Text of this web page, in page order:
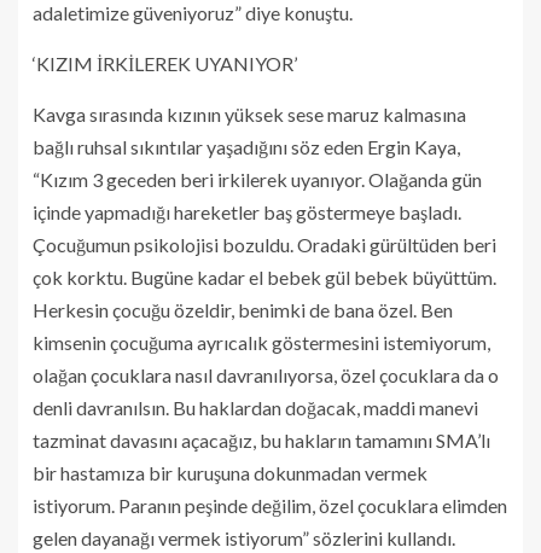
adaletimize güveniyoruz” diye konuştu.
‘KIZIM İRKİLEREK UYANIYOR’
Kavga sırasında kızının yüksek sese maruz kalmasına
bağlı ruhsal sıkıntılar yaşadığını söz eden Ergin Kaya,
“Kızım 3 geceden beri irkilerek uyanıyor. Olağanda gün
içinde yapmadığı hareketler baş göstermeye başladı.
Çocuğumun psikolojisi bozuldu. Oradaki gürültüden beri
çok korktu. Bugüne kadar el bebek gül bebek büyüttüm.
Herkesin çocuğu özeldir, benimki de bana özel. Ben
kimsenin çocuğuma ayrıcalık göstermesini istemiyorum,
olağan çocuklara nasıl davranılıyorsa, özel çocuklara da o
denli davranılsın. Bu haklardan doğacak, maddi manevi
tazminat davasını açacağız, bu hakların tamamını SMA’lı
bir hastamıza bir kuruşuna dokunmadan vermek
istiyorum. Paranın peşinde değilim, özel çocuklara elimden
gelen dayanağı vermek istiyorum” sözlerini kullandı.